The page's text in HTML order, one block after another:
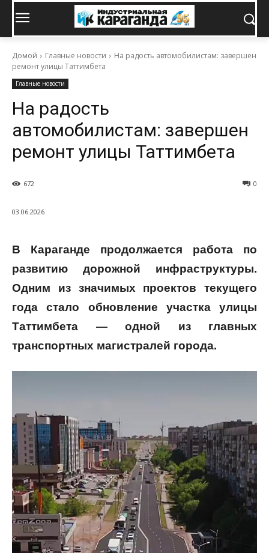
Домой Главные новости
На радость автомобилистам: завершен
ремонт улицы Таттимбета
Главные новости
На радость
автомобилистам: завершен
ремонт улицы Таттимбета
0
672
03.06.2026
В Караганде продолжается работа по
развитию дорожной инфраструктуры.
Одним из значимых проектов текущего
года стало обновление участка улицы
Таттимбета — одной из главных
транспортных магистралей города.